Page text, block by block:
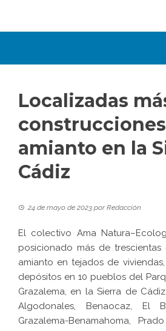
Localizadas
amianto en la
Cádiz
24 de mayo de 2023 porRedacción
El colectivo Ama
posicionado más de
amianto en tejados de
depósitos en 10 pueblos del
Grazalema, en la Sierra de
Algodonales, Benaocaz, El
Grazalema-Benamahoma,